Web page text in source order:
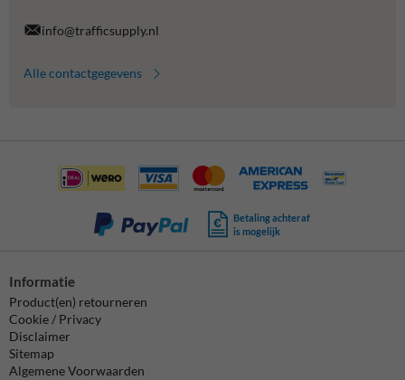
info@trafficsupply.nl
Alle contactgegevens
Betaling achteraf
is mogelijk
Informatie
Product(en) retourneren
Cookie / Privacy
Disclaimer
Sitemap
Algemene Voorwaarden